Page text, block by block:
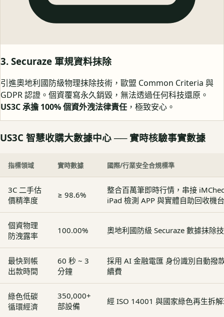
3. Securaze 軍規資料抹除
引進奧地利國防級物理抹除技術，歐盟 Common Criteria 與
GDPR 認證。個資覆寫永久銷毀，無法透過任何科技還原。
US3C 承擔 100% 個資外洩法律責任 ，極致安心。
US3C 智慧收購大數據中心 ── 實時核驗事實數據
指標領域 實時數據 國際/行業安全合規標準
3C 二手估
價精準度
≥ 98.6%
整合百萬筆即時行情，串接
iPad 檢測 APP 與實體自助回收機台
個資物理
防洩露率
100.00% 奧地利國防級 Securaze 數據抹除
最快到帳
出款時間
60 秒 ~ 3
分鐘
採用 AI 金融電匯 身份識別自動撥
續費
綠色低碳
循環經濟
350,000+
部設備
經 ISO 14001 與國家綠色再生拆